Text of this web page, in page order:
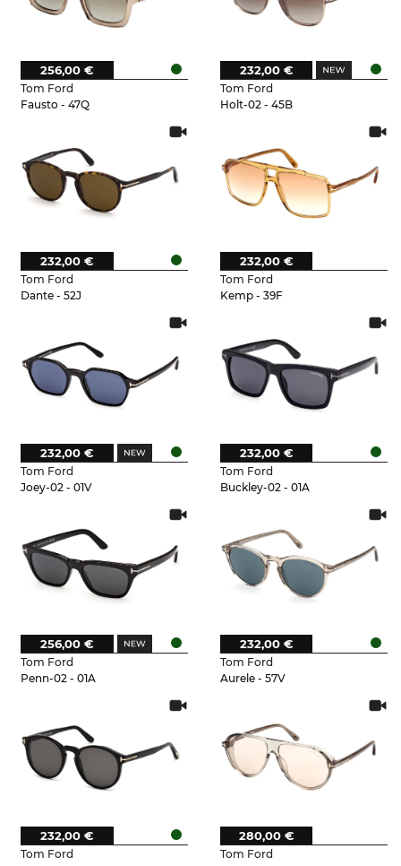
Tom Ford
Fausto - 47Q
256,00 €
Tom Ford
Holt-02 - 45B
232,00 €
Tom Ford
Dante - 52J
232,00 €
Tom Ford
Kemp - 39F
232,00 €
Tom Ford
Joey-02 - 01V
232,00 €
Tom Ford
Buckley-02 - 01A
232,00 €
Tom Ford
Penn-02 - 01A
256,00 €
Tom Ford
Aurele - 57V
232,00 €
Tom Ford
232,00 €
Tom Ford
280,00 €